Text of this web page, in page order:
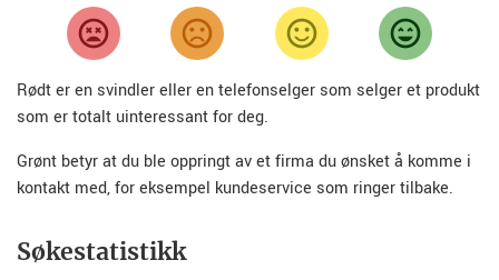
Rødt er en svindler eller en telefonselger som selger et produkt
som er totalt uinteressant for deg.
Grønt betyr at du ble oppringt av et firma du ønsket å komme i
kontakt med, for eksempel kundeservice som ringer tilbake.
Søkestatistikk